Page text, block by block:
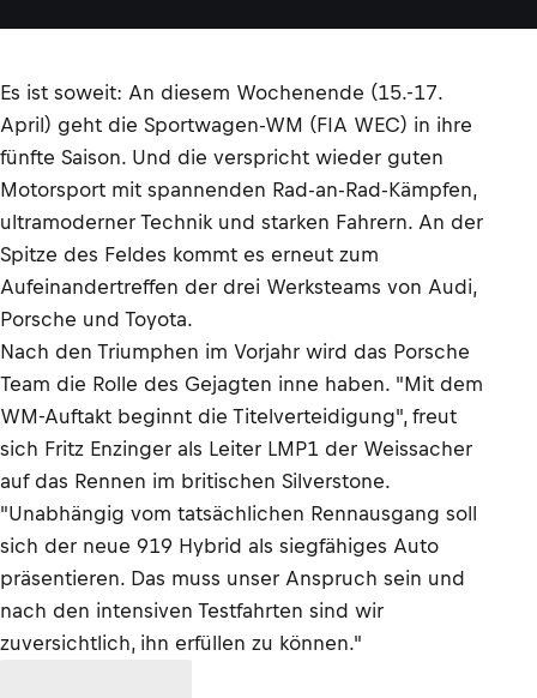
Es ist soweit: An diesem Wochenende (15.-17.
April) geht die Sportwagen-WM (FIA WEC) in ihre
fünfte Saison. Und die verspricht wieder guten
Motorsport mit spannenden Rad-an-Rad-Kämpfen,
ultramoderner Technik und starken Fahrern. An der
Spitze des Feldes kommt es erneut zum
Aufeinandertreffen der drei Werksteams von Audi,
Porsche und Toyota.
Nach den Triumphen im Vorjahr wird das Porsche
Team die Rolle des Gejagten inne haben. "Mit dem
WM-Auftakt beginnt die Titelverteidigung", freut
sich Fritz Enzinger als Leiter LMP1 der Weissacher
auf das Rennen im britischen Silverstone.
"Unabhängig vom tatsächlichen Rennausgang soll
sich der neue 919 Hybrid als siegfähiges Auto
präsentieren. Das muss unser Anspruch sein und
nach den intensiven Testfahrten sind wir
zuversichtlich, ihn erfüllen zu können."